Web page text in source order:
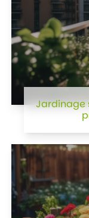
Jardinage